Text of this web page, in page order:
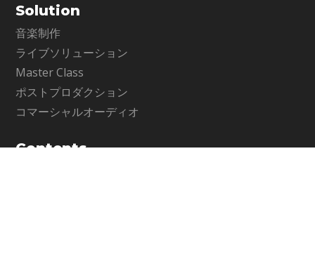
Solution
音楽制作
ライブソリューション
Master Class
ポストプロダクション
コマーシャルオーディオ
Contents